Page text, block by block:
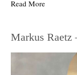
Read More
Markus Raetz